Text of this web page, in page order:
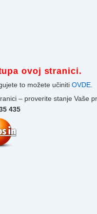
ovoj stranici.
to možete učiniti OVDE.
– proverite stanje Vaše
435